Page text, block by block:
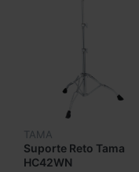
TAMA
Suporte Reto Tama
HC42WN